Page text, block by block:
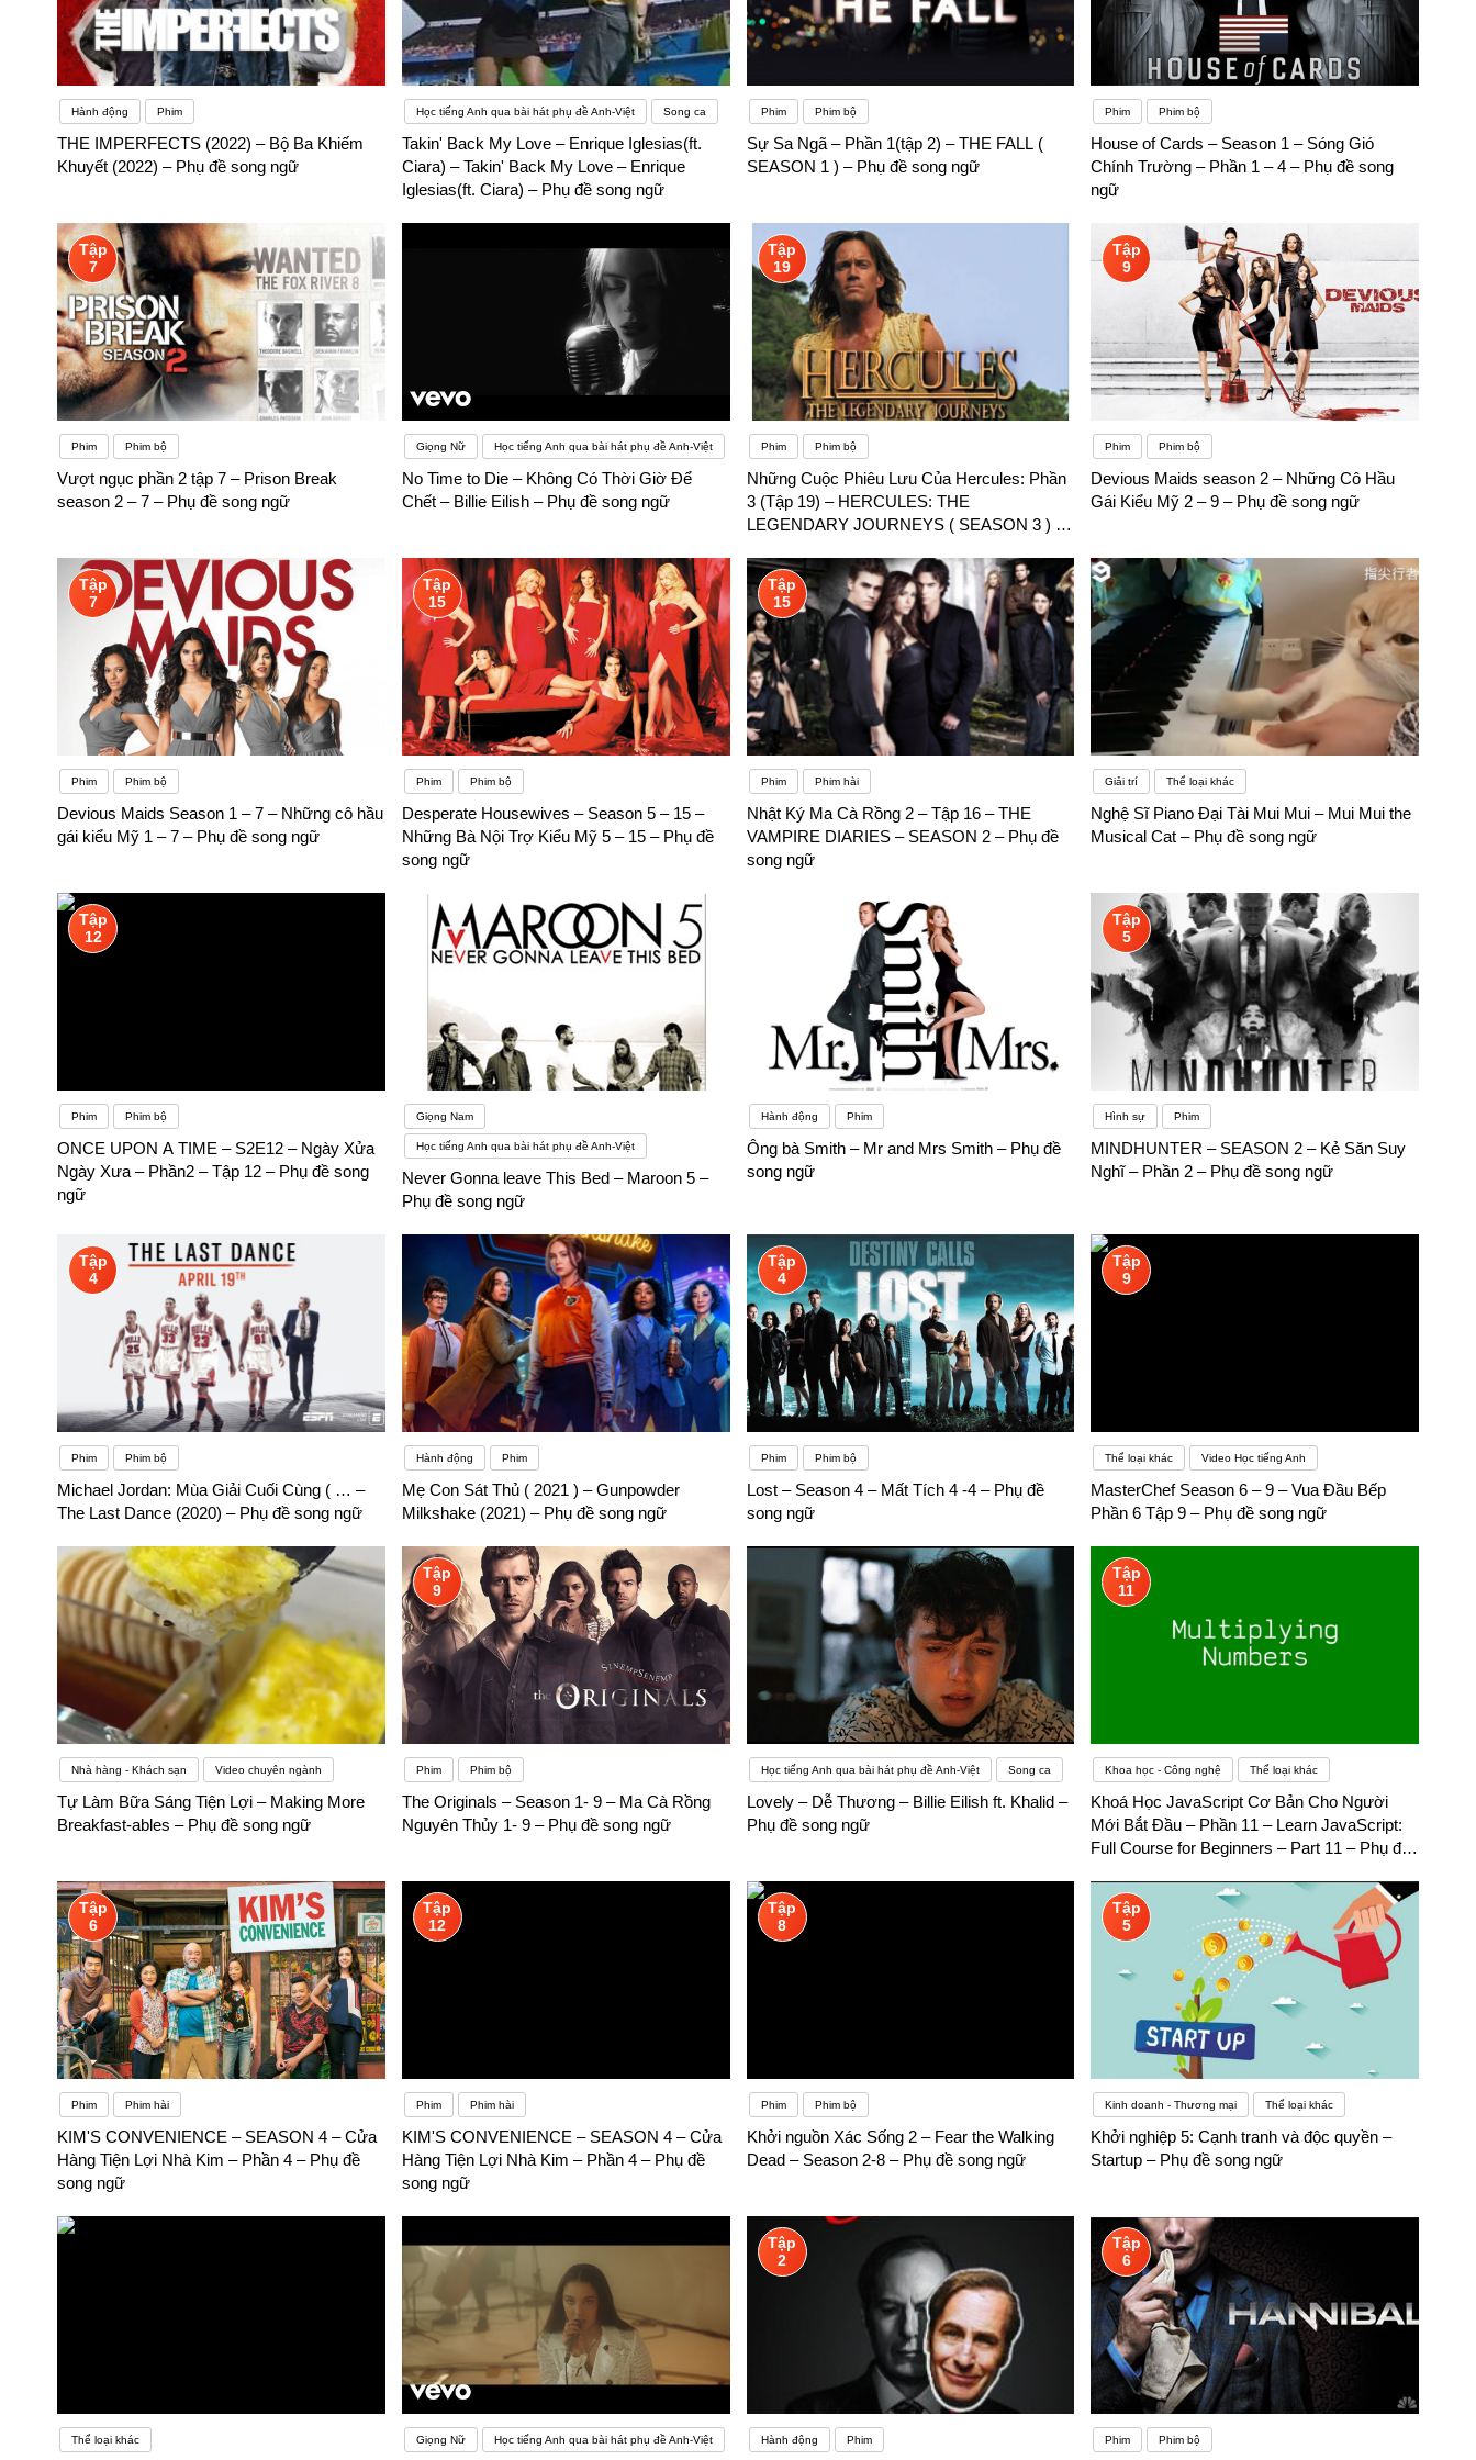
Hành động Phim
THE IMPERFECTS (2022) – Bộ Ba Khiếm
Khuyết (2022) – Phụ đề song ngữ
Học tiếng Anh qua bài hát phụ đề Anh-Việt Song ca
Takin' Back My Love – Enrique Iglesias(ft.
Ciara) – Takin' Back My Love – Enrique
Iglesias(ft. Ciara) – Phụ đề song ngữ
Phim Phim bộ
Sự Sa Ngã – Phần 1(tập 2) – THE FALL (
SEASON 1 ) – Phụ đề song ngữ
Phim Phim bộ
House of Cards – Season 1 – Sóng Gió
Chính Trường – Phần 1 – 4 – Phụ đề song
ngữ
Tập
7
Phim Phim bộ
Vượt ngục phần 2 tập 7 – Prison Break
season 2 – 7 – Phụ đề song ngữ
Giọng Nữ Học tiếng Anh qua bài hát phụ đề Anh-Việt
No Time to Die – Không Có Thời Giờ Để
Chết – Billie Eilish – Phụ đề song ngữ
Tập
19
Phim Phim bộ
Những Cuộc Phiêu Lưu Của Hercules: Phần
3 (Tập 19) – HERCULES: THE
LEGENDARY JOURNEYS ( SEASON 3 ) –
Tập
9
Phim Phim bộ
Devious Maids season 2 – Những Cô Hầu
Gái Kiểu Mỹ 2 – 9 – Phụ đề song ngữ
Tập
7
Phim Phim bộ
Devious Maids Season 1 – 7 – Những cô hầu
gái kiểu Mỹ 1 – 7 – Phụ đề song ngữ
Tập
15
Phim Phim bộ
Desperate Housewives – Season 5 – 15 –
Những Bà Nội Trợ Kiểu Mỹ 5 – 15 – Phụ đề
song ngữ
Tập
15
Phim Phim hài
Nhật Ký Ma Cà Rồng 2 – Tập 16 – THE
VAMPIRE DIARIES – SEASON 2 – Phụ đề
song ngữ
Giải trí Thể loại khác
Nghệ Sĩ Piano Đại Tài Mui Mui – Mui Mui the
Musical Cat – Phụ đề song ngữ
Tập
12
Phim Phim bộ
ONCE UPON A TIME – S2E12 – Ngày Xửa
Ngày Xưa – Phần2 – Tập 12 – Phụ đề song
ngữ
Giọng Nam
Học tiếng Anh qua bài hát phụ đề Anh-Việt
Never Gonna leave This Bed – Maroon 5 –
Phụ đề song ngữ
Hành động Phim
Ông bà Smith – Mr and Mrs Smith – Phụ đề
song ngữ
Tập
5
Hình sự Phim
MINDHUNTER – SEASON 2 – Kẻ Săn Suy
Nghĩ – Phần 2 – Phụ đề song ngữ
Tập
4
Phim Phim bộ
Michael Jordan: Mùa Giải Cuối Cùng ( … –
The Last Dance (2020) – Phụ đề song ngữ
Hành động Phim
Mẹ Con Sát Thủ ( 2021 ) – Gunpowder
Milkshake (2021) – Phụ đề song ngữ
Tập
4
Phim Phim bộ
Lost – Season 4 – Mất Tích 4 -4 – Phụ đề
song ngữ
Tập
9
Thể loại khác Video Học tiếng Anh
MasterChef Season 6 – 9 – Vua Đầu Bếp
Phần 6 Tập 9 – Phụ đề song ngữ
Nhà hàng - Khách sạn Video chuyên ngành
Tự Làm Bữa Sáng Tiện Lợi – Making More
Breakfast-ables – Phụ đề song ngữ
Tập
9
Phim Phim bộ
The Originals – Season 1- 9 – Ma Cà Rồng
Nguyên Thủy 1- 9 – Phụ đề song ngữ
Học tiếng Anh qua bài hát phụ đề Anh-Việt Song ca
Lovely – Dễ Thương – Billie Eilish ft. Khalid –
Phụ đề song ngữ
Tập
11
Khoa học - Công nghệ Thể loại khác
Khoá Học JavaScript Cơ Bản Cho Người
Mới Bắt Đầu – Phần 11 – Learn JavaScript:
Full Course for Beginners – Part 11 – Phụ đề
Tập
6
Phim Phim hài
KIM'S CONVENIENCE – SEASON 4 – Cửa
Hàng Tiện Lợi Nhà Kim – Phần 4 – Phụ đề
song ngữ
Tập
12
Phim Phim hài
KIM'S CONVENIENCE – SEASON 4 – Cửa
Hàng Tiện Lợi Nhà Kim – Phần 4 – Phụ đề
song ngữ
Tập
8
Phim Phim bộ
Khởi nguồn Xác Sống 2 – Fear the Walking
Dead – Season 2-8 – Phụ đề song ngữ
Tập
5
Kinh doanh - Thương mại Thể loại khác
Khởi nghiệp 5: Cạnh tranh và độc quyền –
Startup – Phụ đề song ngữ
Thể loại khác Giọng Nữ Học tiếng Anh qua bài hát phụ đề Anh-Việt
Tập
2
Hành động Phim
Tập
6
Phim Phim bộ